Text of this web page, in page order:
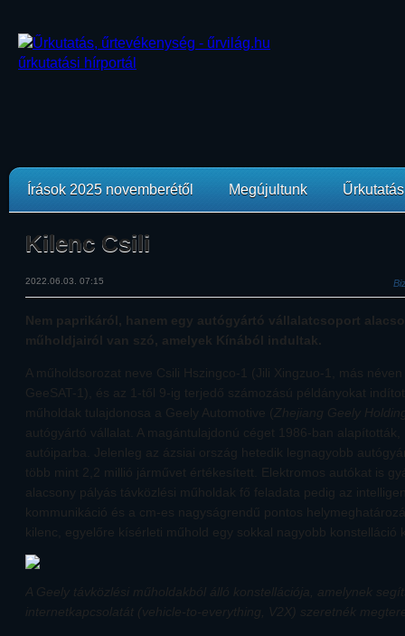
Írások 2025 novemberétől Megújultunk
Kilenc Csili
2022.06.03. 07:15
Nem paprikáról, hanem egy autógyártó vállalatcsoport
műholdjairól van szó, amelyek Kínából indultak.
A műholdsorozat neve Csili Hszingco-1 (Jili Xingzuo-1, más
GeeSAT-1), és az 1-től 9-ig terjedő számozású példányokat
műholdak tulajdonosa a Geely Automotive ( Zhejiang Geely
autógyártó vállalat. A magántulajdonú céget 1986-ban
autóiparba. Jelenleg az ázsiai ország hetedik legnagyobb
több mint 2,2 millió járművet értékesített. Elektromos autókat is
alacsony pályás távközlési műholdak fő feladata pedig az
kommunikáció és a cm-es nagyságrendű pontos
kilenc, egyelőre kísérleti műhold egy sokkal nagyobb konstelláció
A Geely távközlési műholdakból álló konstellációja, amelynek
internetkapcsolatát (vehicle-to-everything, V2X) szeretnék